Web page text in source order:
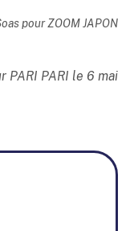
pour ZOOM JAPON
PARI le 6 mai